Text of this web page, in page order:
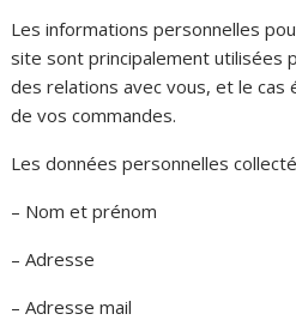
Les informations personnelles
site sont principalement utilisées
des relations avec vous, et le
de vos commandes.
Les données personnelles
– Nom et prénom
– Adresse
– Adresse mail